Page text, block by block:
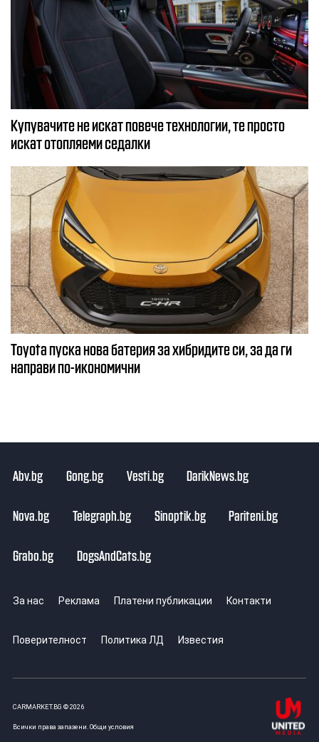
Купувачите не искат повече технологии, те просто
искат отопляеми седалки
Toyota пуска нова батерия за хибридите си, за да ги
направи по-икономични
Abv.bg Gong.bg Vesti.bg DarikNews.bg
Nova.bg Telegraph.bg Sinoptik.bg Pariteni.bg
Grabo.bg DogsAndCats.bg
За нас Реклама Платени публикации Контакти
Поверителност Политика ЛД Известия
CARMARKET.BG © 2026
Всички права запазени. Общи условия